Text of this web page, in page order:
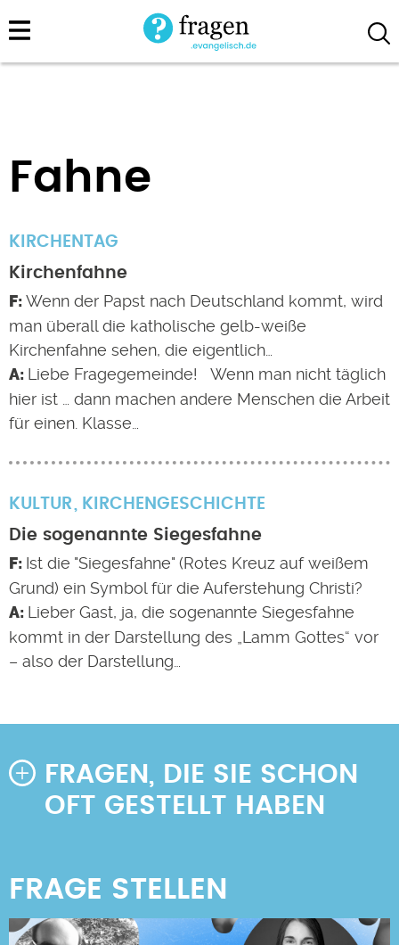
Direkt
zum
Fahne
KIRCHENTAG
Kirchenfahne
Wenn der Papst nach Deutschland kommt, wird
man überall die katholische gelb-weiße
Kirchenfahne sehen, die eigentlich…
Liebe Fragegemeinde! Wenn man nicht täglich
hier ist … dann machen andere Menschen die Arbeit
für einen. Klasse…
KULTUR
KIRCHENGESCHICHTE
Die sogenannte Siegesfahne
Ist die "Siegesfahne" (Rotes Kreuz auf weißem
Grund) ein Symbol für die Auferstehung Christi?
Lieber Gast, ja, die sogenannte Siegesfahne
kommt in der Darstellung des „Lamm Gottes“ vor
– also der Darstellung…
FRAGEN, DIE SIE SCHON
OFT GESTELLT HABEN